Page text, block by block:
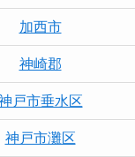
加西市
神崎郡
戸市垂水区
神戸市灘区